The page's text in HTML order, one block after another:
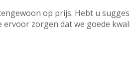
op prijs. Hebt u
ervoor zorgen dat we goede